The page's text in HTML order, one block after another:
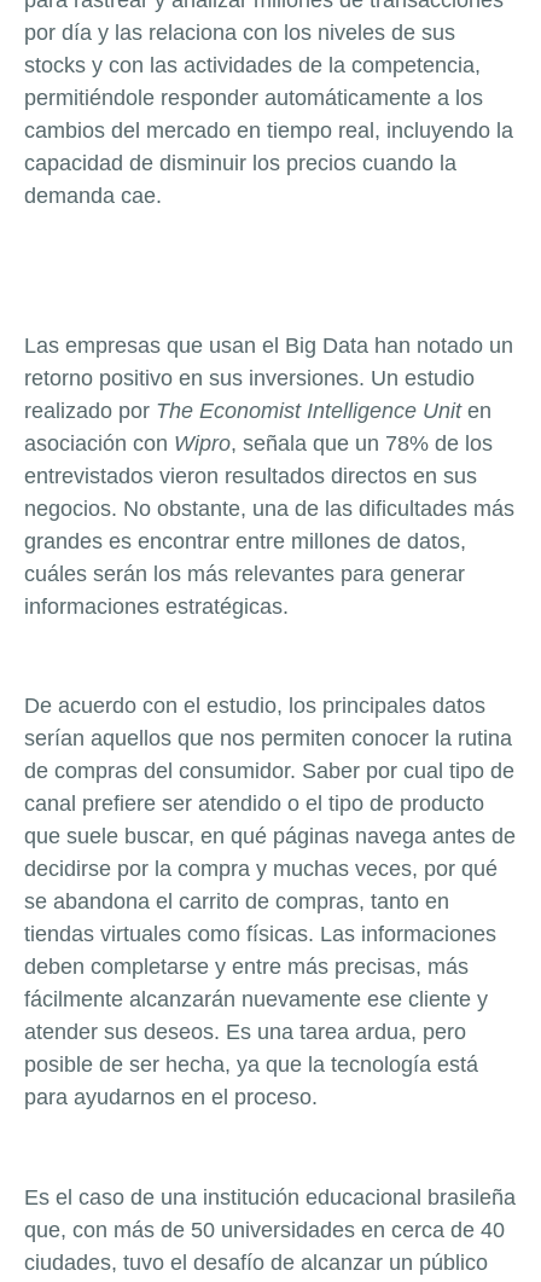
por día y las relaciona con los niveles de sus
stocks y con las actividades de la competencia,
permitiéndole responder automáticamente a los
cambios del mercado en tiempo real, incluyendo la
capacidad de disminuir los precios cuando la
demanda cae.
Las empresas que usan el Big Data han notado un
retorno positivo en sus inversiones. Un estudio
realizado por The Economist Intelligence Unit en
asociación con Wipro, señala que un 78% de los
entrevistados vieron resultados directos en sus
negocios. No obstante, una de las dificultades más
grandes es encontrar entre millones de datos,
cuáles serán los más relevantes para generar
informaciones estratégicas.
De acuerdo con el estudio, los principales datos
serían aquellos que nos permiten conocer la rutina
de compras del consumidor. Saber por cual tipo de
canal prefiere ser atendido o el tipo de producto
que suele buscar, en qué páginas navega antes de
decidirse por la compra y muchas veces, por qué
se abandona el carrito de compras, tanto en
tiendas virtuales como físicas. Las informaciones
deben completarse y entre más precisas, más
fácilmente alcanzarán nuevamente ese cliente y
atender sus deseos. Es una tarea ardua, pero
posible de ser hecha, ya que la tecnología está
para ayudarnos en el proceso.
Es el caso de una institución educacional brasileña
que, con más de 50 universidades en cerca de 40
ciudades, tuvo el desafío de alcanzar un público